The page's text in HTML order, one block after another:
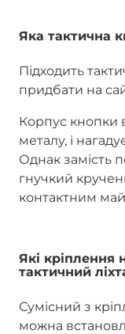
Яка тактична
Підходить
придбати на
Корпус кнопки
металу, і
Однак замість
гнучкий
контактним
Які кріплення
тактичний
Сумісний з
можна